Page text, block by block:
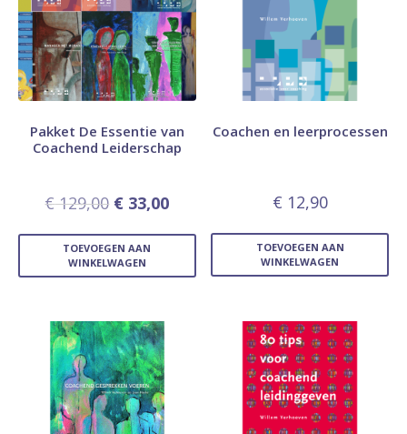
Pakket De Essentie van
Coachend Leiderschap
€129,00 € 33,00
TOEVOEGEN AAN
WINKELWAGEN
Coachen en leerprocessen
€ 12,90
TOEVOEGEN AAN
WINKELWAGEN